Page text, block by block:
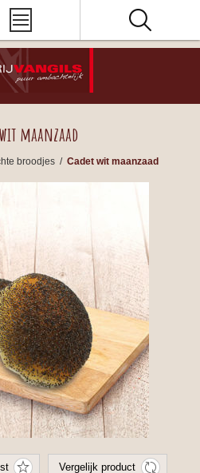
maanzaad
broodjes / Cadet wit maanzaad